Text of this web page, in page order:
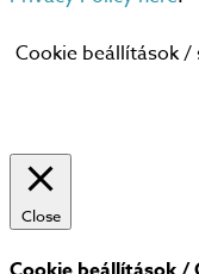
Cookie beállítások /
Close